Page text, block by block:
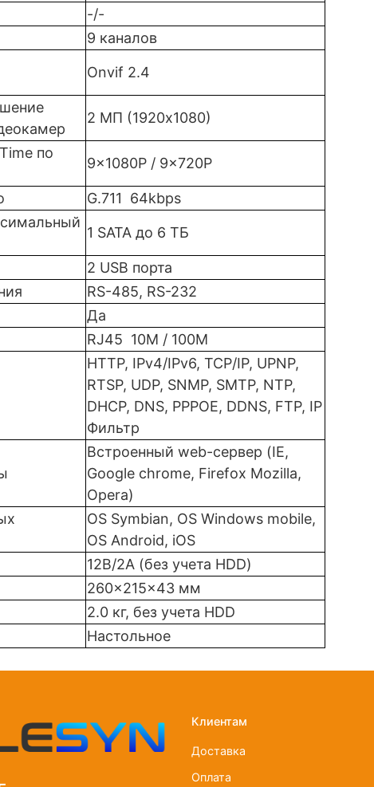
-/-
9 каналов
Onvif 2.4
2 МП (1920х1080)
по
9x1080P / 9x720P
G.711 64kbps
1 SATA до 6 ТБ
2 USB порта
RS-485, RS-232
Да
RJ45 10M / 100M
HTTP, IPv4/IPv6, TCP/IP, UPNP,
RTSP, UDP, SNMP, SMTP, NTP,
DHCP, DNS, PPPOE, DDNS, FTP, IP
Фильтр
Встроенный web-сервер (IE,
Google chrome, Firefox Mozilla,
Opera)
ОS Symbian, ОS Windows mobile,
ОS Android, iОS
12В/2А (без учета HDD)
260x215x43 мм
2.0 кг, без учета HDD
Настольное
Клиентам
Доставка
Оплата